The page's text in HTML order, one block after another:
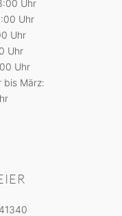
Uhr
Uhr
Uhr
Uhr
Uhr
bis März: